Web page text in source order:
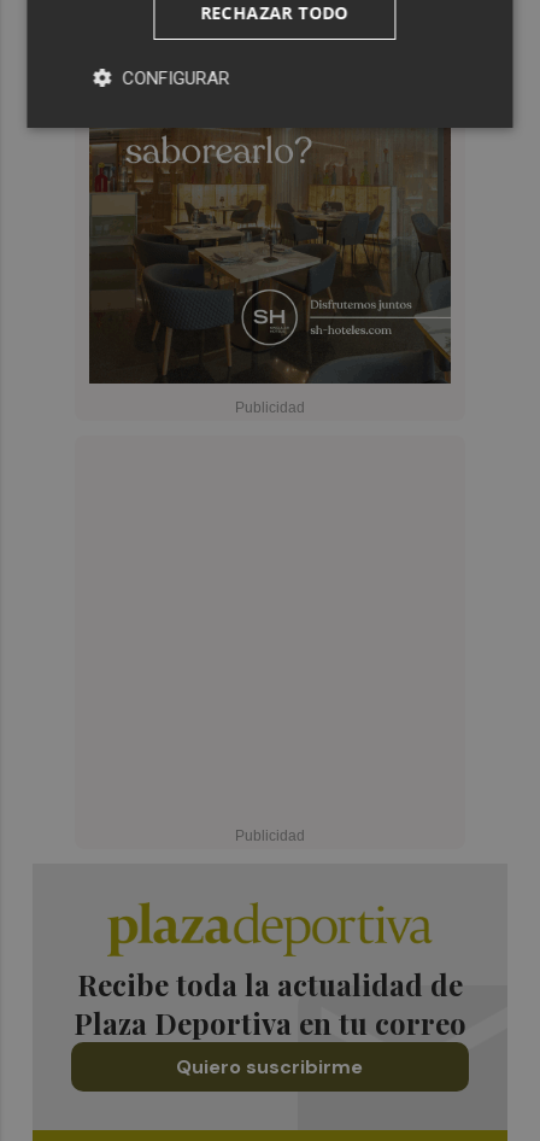
Recibe toda la actualidad de
Plaza Deportiva en tu correo
Quiero suscribirme
RECHAZAR TODO
CONFIGURAR